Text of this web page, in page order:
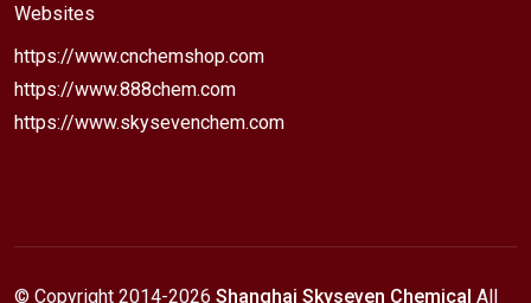
Websites
https://www.cnchemshop.com
https://www.888chem.com
https://www.skysevenchem.com
© Copyright 2014-2026 Shanghai Skyseven Chemical All